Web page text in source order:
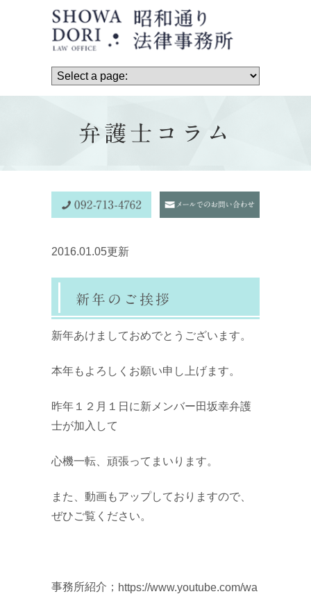
弁護士コラム
2016.01.05更新
新年のご挨拶
新年あけましておめでとうございます。
本年もよろしくお願い申し上げます。
昨年１２月１日に新メンバー田坂幸弁護
士が加入して
心機一転、頑張ってまいります。
また、動画もアップしておりますので、
ぜひご覧ください。
事務所紹介； https://www.youtube.com/wa